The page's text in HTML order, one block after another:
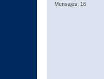
Mensajes: 16